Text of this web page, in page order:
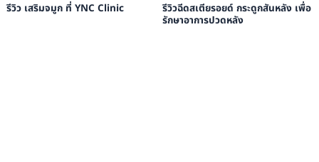
รีวิว เสริมจมูก ที่ YNC Clinic
รีวิวฉีดสเตียรอยด์ กระดูกสันหลัง เพื่อ
รักษาอาการปวดหลัง